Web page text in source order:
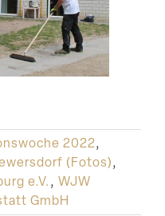
2022,
(Fotos),
e.V., WJW
GmbH